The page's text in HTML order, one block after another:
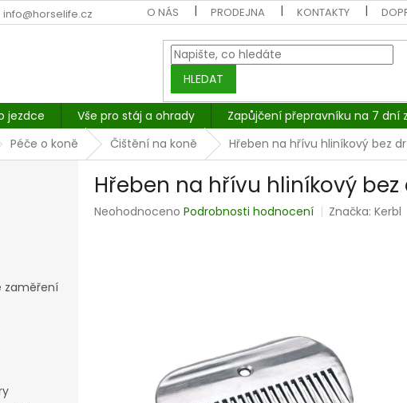
info@horselife.cz O NÁS PRODEJNA KONTAKTY
HLEDAT
jezdce Vše pro stáj a ohrady Zapůjčení přepravníku na 7
Péče o koně Čištění na koně Hřeben na hřívu hliníkový bez
zaměření
Hřeben na hřívu hliníkový bez
Průměrné
Neohodnoceno Podrobnosti hodnocení Značka:Kerbl